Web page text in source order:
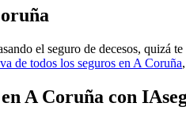
el seguro de decesos, quizá
de todos los seguros en A Coruña
A Coruña con